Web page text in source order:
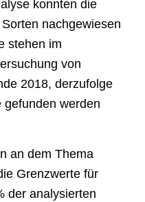
konnten die
nachgewiesen
stehen im
von
2018, derzufolge
gefunden werden
an dem Thema
Grenzwerte für
der analysierten